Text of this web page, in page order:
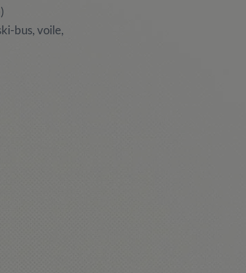
bus, voile,